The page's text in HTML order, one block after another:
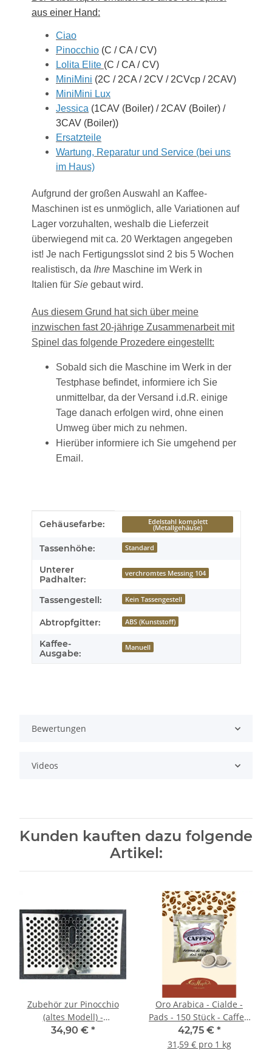
aus einer Hand:
Ciao
Pinocchio (C / CA / CV)
Lolita Elite (C / CA / CV)
MiniMini (2C / 2CA / 2CV / 2CVcp / 2CAV)
MiniMini Lux
Jessica (1CAV (Boiler) / 2CAV (Boiler) /
3CAV (Boiler))
Ersatzteile
Wartung, Reparatur und Service (bei uns
im Haus)
Aufgrund der großen Auswahl an Kaffee-
Maschinen ist es unmöglich, alle Variationen auf
Lager vorzuhalten, weshalb die Lieferzeit
überwiegend mit ca. 20 Werktagen angegeben
ist! Je nach Fertigungsslot sind 2 bis 5 Wochen
realistisch, da Ihre Maschine im Werk in
Italien für Sie gebaut wird.
Aus diesem Grund hat sich über meine
inzwischen fast 20-jährige Zusammenarbeit mit
Spinel das folgende Prozedere eingestellt:
Sobald sich die Maschine im Werk in der
Testphase befindet, informiere ich Sie
unmittelbar, da der Versand i.d.R. einige
Tage danach erfolgen wird, ohne einen
Umweg über mich zu nehmen.
Hierüber informiere ich Sie umgehend per
Email.
Produkteigenschaft
Wert
Gehäusefarbe: Edelstahl komplett
(Metallgehäuse)
Tassenhöhe: Standard
Unterer
Padhalter:
verchromtes Messing 104
Tassengestell: Kein Tassengestell
Abtropfgitter: ABS (Kunststoff)
Kaffee-
Ausgabe:
Manuell
Bewertungen
Videos
Kunden kauften dazu folgende
Artikel:
Zubehör zur Pinocchio
(altes Modell) -
Abtropfgitter aus
34,90 € *
Oro Arabica - Cialde -
Pads - 150 Stück - Caffen
Caffe
42,75 € *
31,59 € pro 1 kg